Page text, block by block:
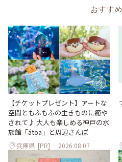
おすす
【チケットプレゼント】アートな
空間ともふもふの生きものに癒や
されて♪ 大人も楽しめる神戸の水
族館「átoa」と周辺さんぽ
兵庫県 [PR] 2026.08.07